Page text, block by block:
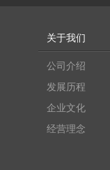
关于我们
公司介绍
发展历程
企业文化
经营理念